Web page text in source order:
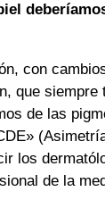
con
que
de las
los
de la